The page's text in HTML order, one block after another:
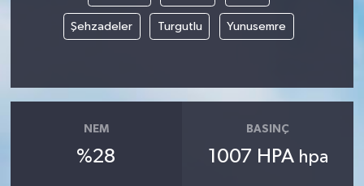
Şehzadeler Turgutlu Yunusemre
NEM
%28
BASINÇ
1007 HPA hpa